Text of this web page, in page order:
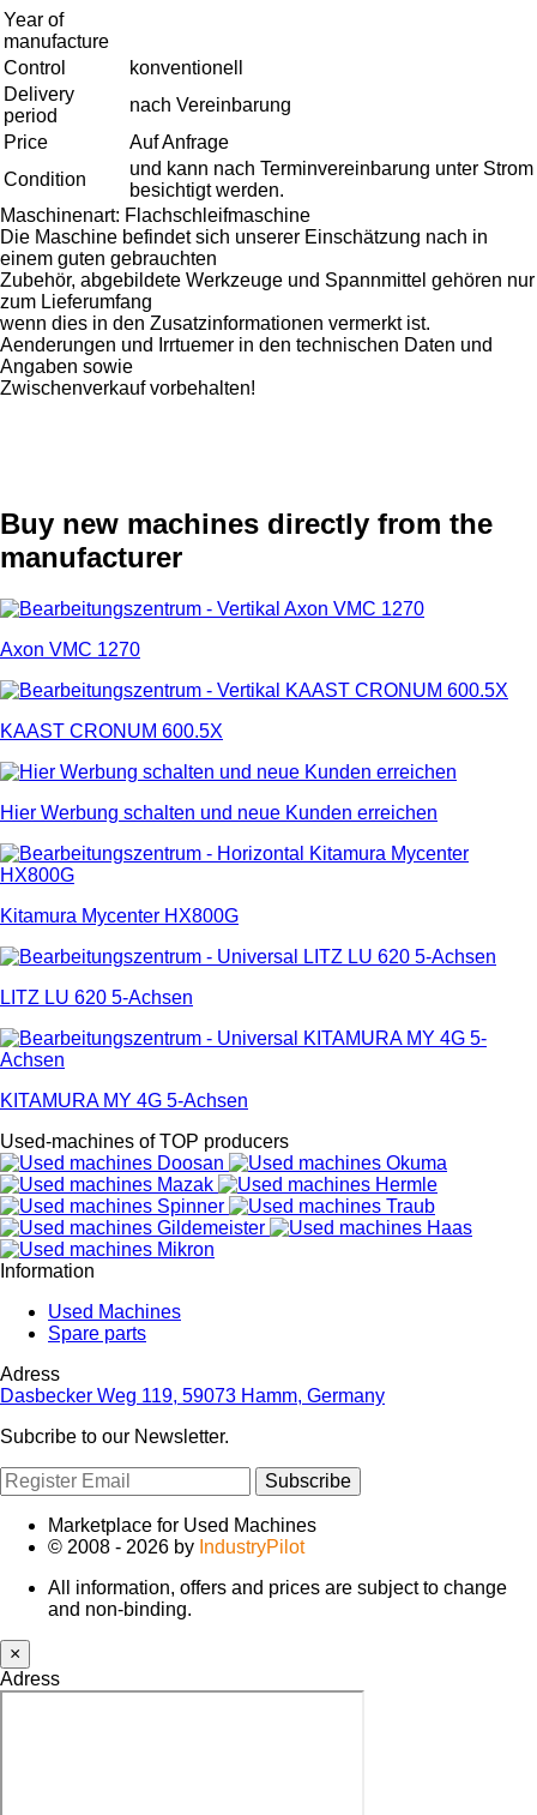
Year of
manufacture
Control
konventionell
Delivery
period
nach Vereinbarung
Price
Auf Anfrage
Condition
und kann nach Terminvereinbarung unter Strom
besichtigt werden.
Maschinenart: Flachschleifmaschine
Die Maschine befindet sich unserer Einschätzung nach in
einem guten gebrauchten
Zubehör, abgebildete Werkzeuge und Spannmittel gehören nur
zum Lieferumfang
wenn dies in den Zusatzinformationen vermerkt ist.
Aenderungen und Irrtuemer in den technischen Daten und
Angaben sowie
Zwischenverkauf vorbehalten!
Buy new machines directly from the
manufacturer
Axon VMC 1270
KAAST CRONUM 600.5X
Hier Werbung schalten und neue Kunden erreichen
Kitamura Mycenter HX800G
LITZ LU 620 5-Achsen
KITAMURA MY 4G 5-Achsen
Used-machines of TOP producers
Information
Used Machines
Spare parts
Adress
Dasbecker Weg 119, 59073 Hamm, Germany
Subcribe to our Newsletter.
Subscribe
Marketplace for Used Machines
© 2008 - 2026 by IndustryPilot
All information, offers and prices are subject to change
and non-binding.
×
Adress